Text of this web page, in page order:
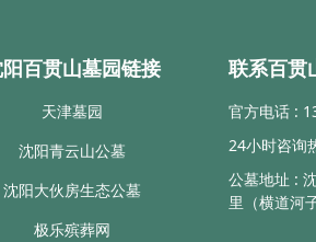
百贯山墓园链接
天津墓园
沈阳青云山公墓
沈阳大伙房生态公墓
极乐殡葬网
联系百贯
官方电话 :
24小时咨询
公墓地址 :
里（横道河